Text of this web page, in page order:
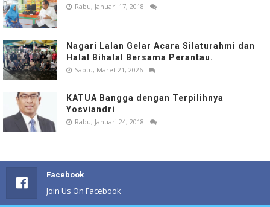
Rabu, Januari 17, 2018
Nagari Lalan Gelar Acara Silaturahmi dan
Halal Bihalal Bersama Perantau.
Sabtu, Maret 21, 2026
KATUA Bangga dengan Terpilihnya
Yosviandri
Rabu, Januari 24, 2018
Facebook
Join Us On Facebook